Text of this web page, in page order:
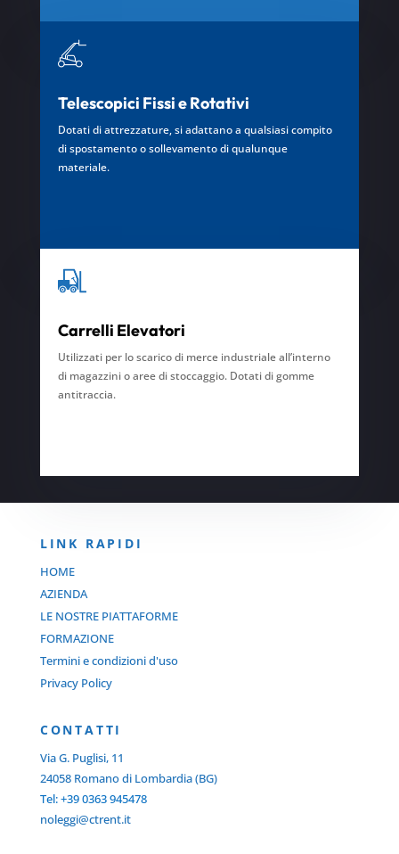
Telescopici Fissi e Rotativi
Dotati di attrezzature, si adattano a qualsiasi compito
di spostamento o sollevamento di qualunque
materiale.
Carrelli Elevatori
Utilizzati per lo scarico di merce industriale all’interno
di magazzini o aree di stoccaggio. Dotati di gomme
antitraccia.
LINK RAPIDI
HOME
AZIENDA
LE NOSTRE PIATTAFORME
FORMAZIONE
Termini e condizioni d'uso
Privacy Policy
CONTATTI
Via G. Puglisi, 11
24058 Romano di Lombardia (BG)
Tel: +39 0363 945478
noleggi@ctrent.it